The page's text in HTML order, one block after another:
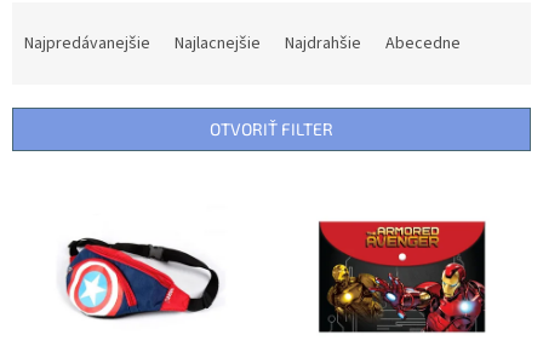
i
Najpredávanejšie Najlacnejšie Najdrahšie Abecedne
OTVORIŤ FILTER